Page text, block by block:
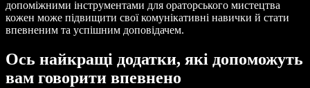
допоміжними інструментами для ораторського мистецтва
кожен може підвищити свої комунікативні навички й стати
впевненим та успішним доповідачем.
Ось найкращі додатки, які допоможуть
вам говорити впевнено